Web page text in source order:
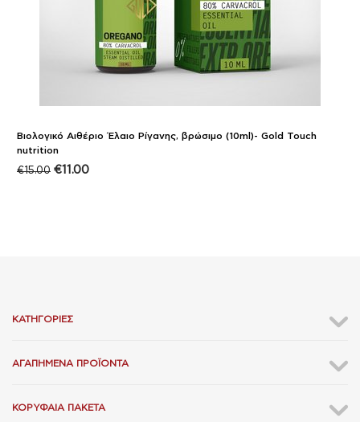
Βιολογικό Αιθέριο Έλαιο Ρίγανης, βρώσιμο (10ml)- Gold Touch
nutrition
€15.00 €11.00
ΚΑΤΗΓΟΡΊΕΣ
ΑΓΑΠΗΜΈΝΑ ΠΡΟΪΌΝΤΑ
ΚΟΡΥΦΑΊΑ ΠΑΚΈΤΑ